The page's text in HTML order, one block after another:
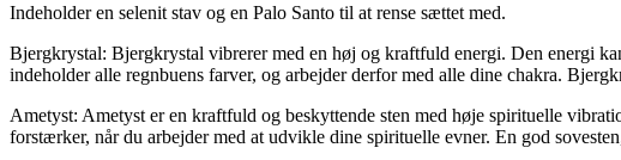
Indeholder en selenit stav og en Palo Santo til at rense sættet med.
Bjergkrystal: Bjergkrystal vibrerer med en høj og kraftfuld energi. Den energi
indeholder alle regnbuens farver, og arbejder derfor med alle dine chakra.
Ametyst: Ametyst er en kraftfuld og beskyttende sten med høje spirituelle
forstærker, når du arbejder med at udvikle dine spirituelle evner. En god